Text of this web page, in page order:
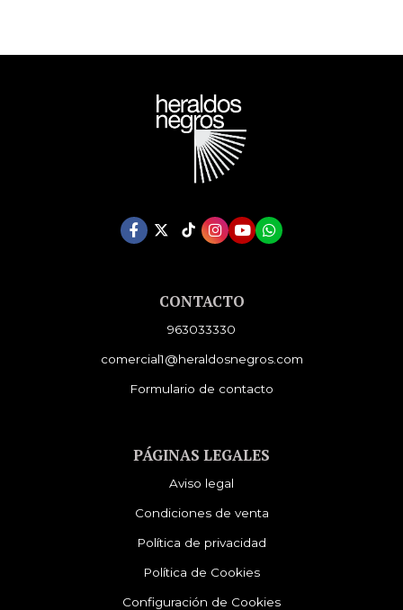
CONTACTO
963033330
comercial1@heraldosnegros.com
Formulario de contacto
PÁGINAS LEGALES
Aviso legal
Condiciones de venta
Política de privacidad
Política de Cookies
Configuración de Cookies